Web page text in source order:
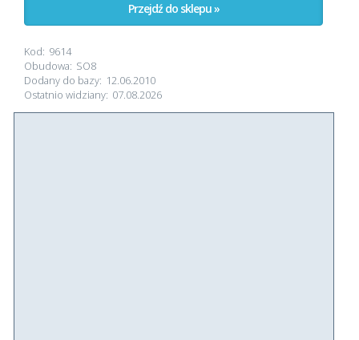
Przejdź do sklepu »
Kod: 9614
Obudowa: SO8
Dodany do bazy: 12.06.2010
Ostatnio widziany: 07.08.2026